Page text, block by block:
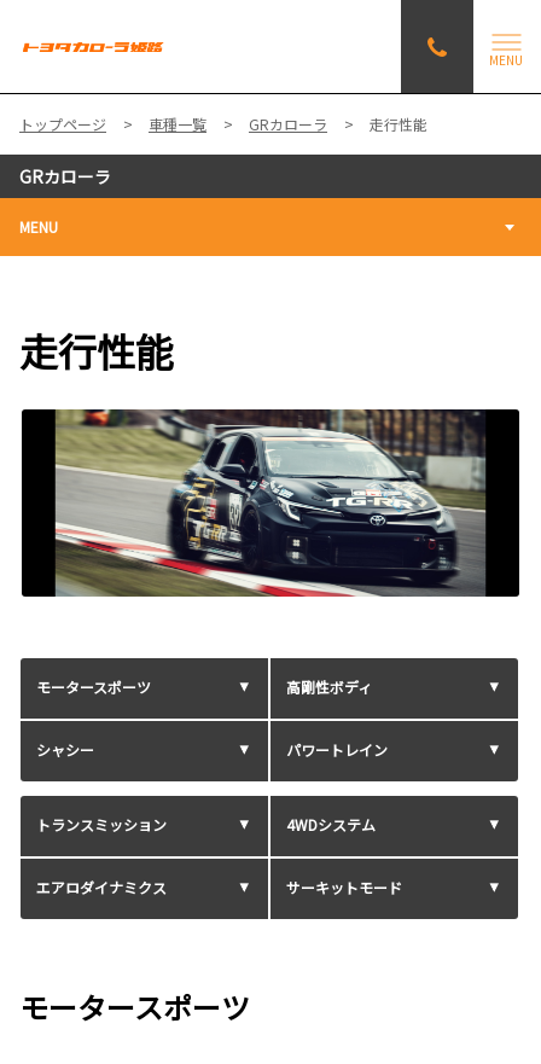
MENU
トップページ 車種一覧 GRカローラ 走行性能
GRカローラ
MENU
走行性能
モータースポーツ 高剛性ボディ
シャシー パワートレイン
トランスミッション 4WDシステム
エアロダイナミクス サーキットモード
モータースポーツ